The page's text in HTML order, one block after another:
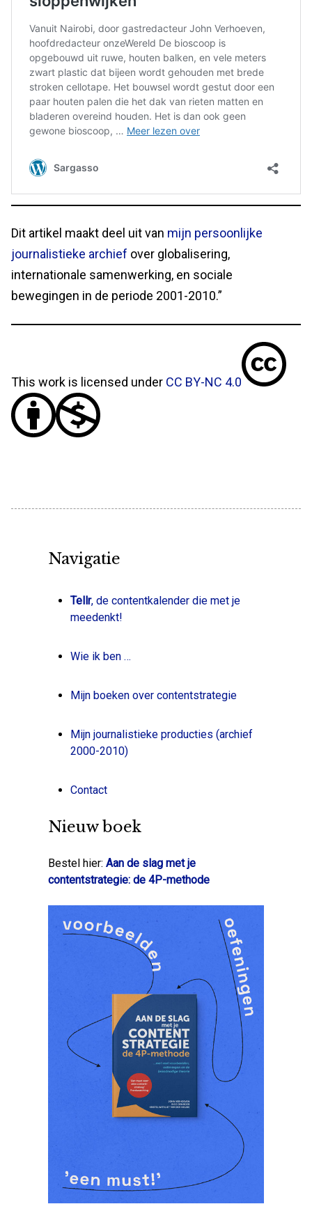
Dit artikel maakt deel uit van mijn persoonlijke
journalistieke archief over globalisering,
internationale samenwerking, en sociale
bewegingen in de periode 2001-2010.”
This work is licensed under CC BY-NC 4.0
Navigatie
Tellr, de contentkalender die met je
meedenkt!
Wie ik ben …
Mijn boeken over contentstrategie
Mijn journalistieke producties (archief
2000-2010)
Contact
Nieuw boek
Bestel hier: Aan de slag met je
contentstrategie: de 4P-methode